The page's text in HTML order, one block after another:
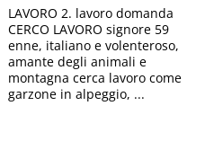
LAVORO 2. lavoro domanda
CERCO LAVORO signore 59
enne, italiano e volenteroso,
amante degli animali e
montagna cerca lavoro come
garzone in alpeggio, ...